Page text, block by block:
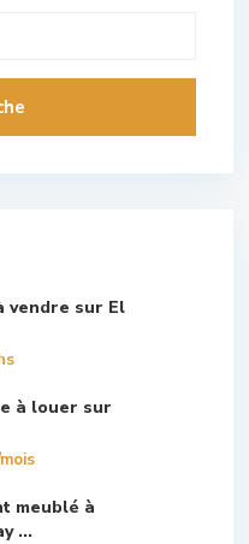
vendre sur El
à louer sur
meublé à
...